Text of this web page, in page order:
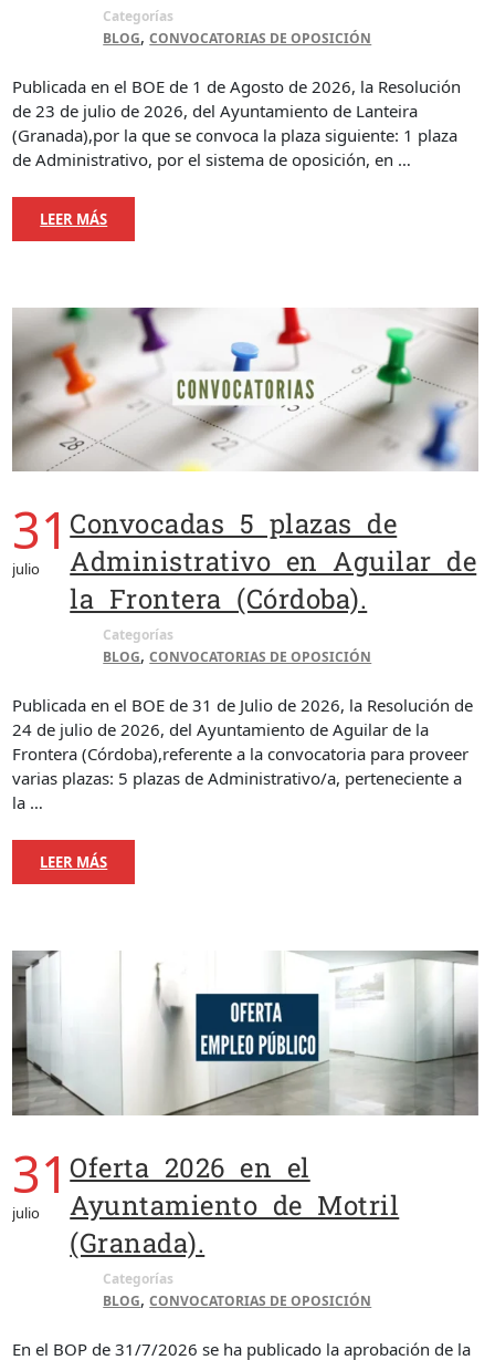
Categorías
BLOG,CONVOCATORIAS DE OPOSICIÓN
Publicada en el BOE de 1 de Agosto de 2026, la Resolución
de 23 de julio de 2026, del Ayuntamiento de Lanteira
(Granada),por la que se convoca la plaza siguiente: 1 plaza
de Administrativo, por el sistema de oposición, en …
LEER MÁS
31
julio
Convocadas 5 plazas de
Administrativo en Aguilar de
la Frontera (Córdoba).
Categorías
BLOG,CONVOCATORIAS DE OPOSICIÓN
Publicada en el BOE de 31 de Julio de 2026, la Resolución de
24 de julio de 2026, del Ayuntamiento de Aguilar de la
Frontera (Córdoba),referente a la convocatoria para proveer
varias plazas: 5 plazas de Administrativo/a, perteneciente a
la …
LEER MÁS
31
julio
Oferta 2026 en el
Ayuntamiento de Motril
(Granada).
Categorías
BLOG,CONVOCATORIAS DE OPOSICIÓN
En el BOP de 31/7/2026 se ha publicado la aprobación de la